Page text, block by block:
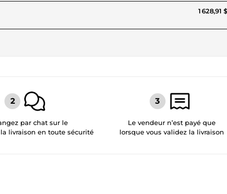
1 628,91
par chat sur le
livraison en toute sécurité
Le vendeur n’est payé que
lorsque vous validez la livraison